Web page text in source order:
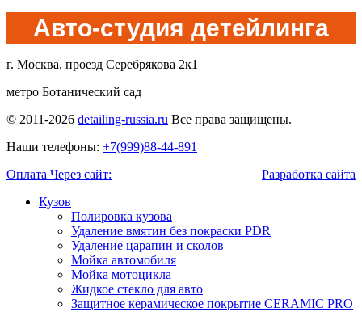
Авто-студия детейлинга
г. Москва, проезд Серебрякова 2к1
метро Ботанический сад
© 2011-2026 detailing-russia.ru Все права защищены.
Наши телефоны: +7(999)88-44-891
Оплата Через сайт:
Разработка сайта
Кузов
Полировка кузова
Удаление вмятин без покраски PDR
Удаление царапин и сколов
Мойка автомобиля
Мойка мотоцикла
Жидкое стекло для авто
Защитное керамическое покрытие CERAMIC PRO